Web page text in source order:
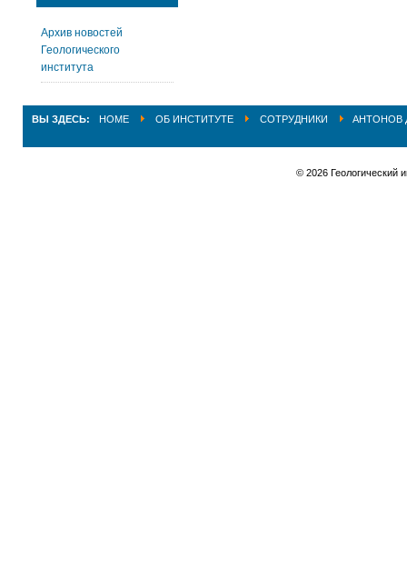
Архив новостей
Геологического
института
ВЫ ЗДЕСЬ: HOME ОБ ИНСТИТУТЕ СОТРУДНИКИ АНТОНОВ
© 2026 Геологический